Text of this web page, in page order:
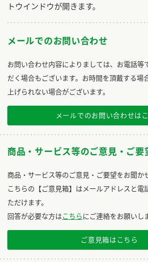
トウインドウが開きます。
メールでのお問い合わせ
お問い合わせ内容によりましては、お電話等
だく場合もございます。お時間を頂戴する場
上げられない場合がございます。
メールでのお問い合わせは
商品・サービス等のご意見・ご要
商品・サービス等のご意見・ご要望をお聞か
こちらの【ご意見箱】はメールアドレスと電
ただけます。
回答が必要な方はこちらにご連絡をお願いし
ご意見箱はこちら